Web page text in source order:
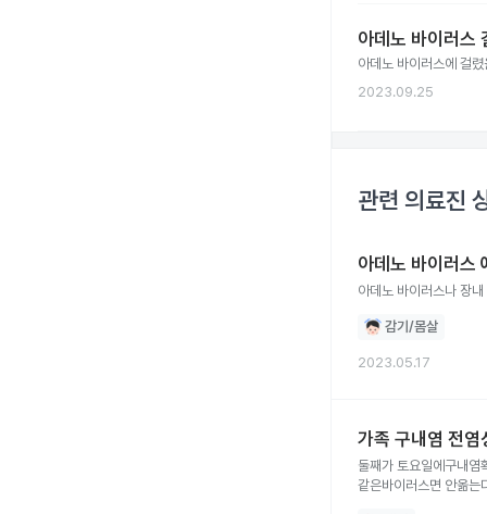
아데노 바이러스
아데노 바이러스에 걸
2023.09.25
관련 의료진
아데노 바이러스
감기/몸살
2023.05.17
가족 구내염 전염
둘째가 토요일에구내염
같은바이러스면 안옮는